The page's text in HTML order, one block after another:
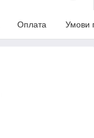
Оплата Умови